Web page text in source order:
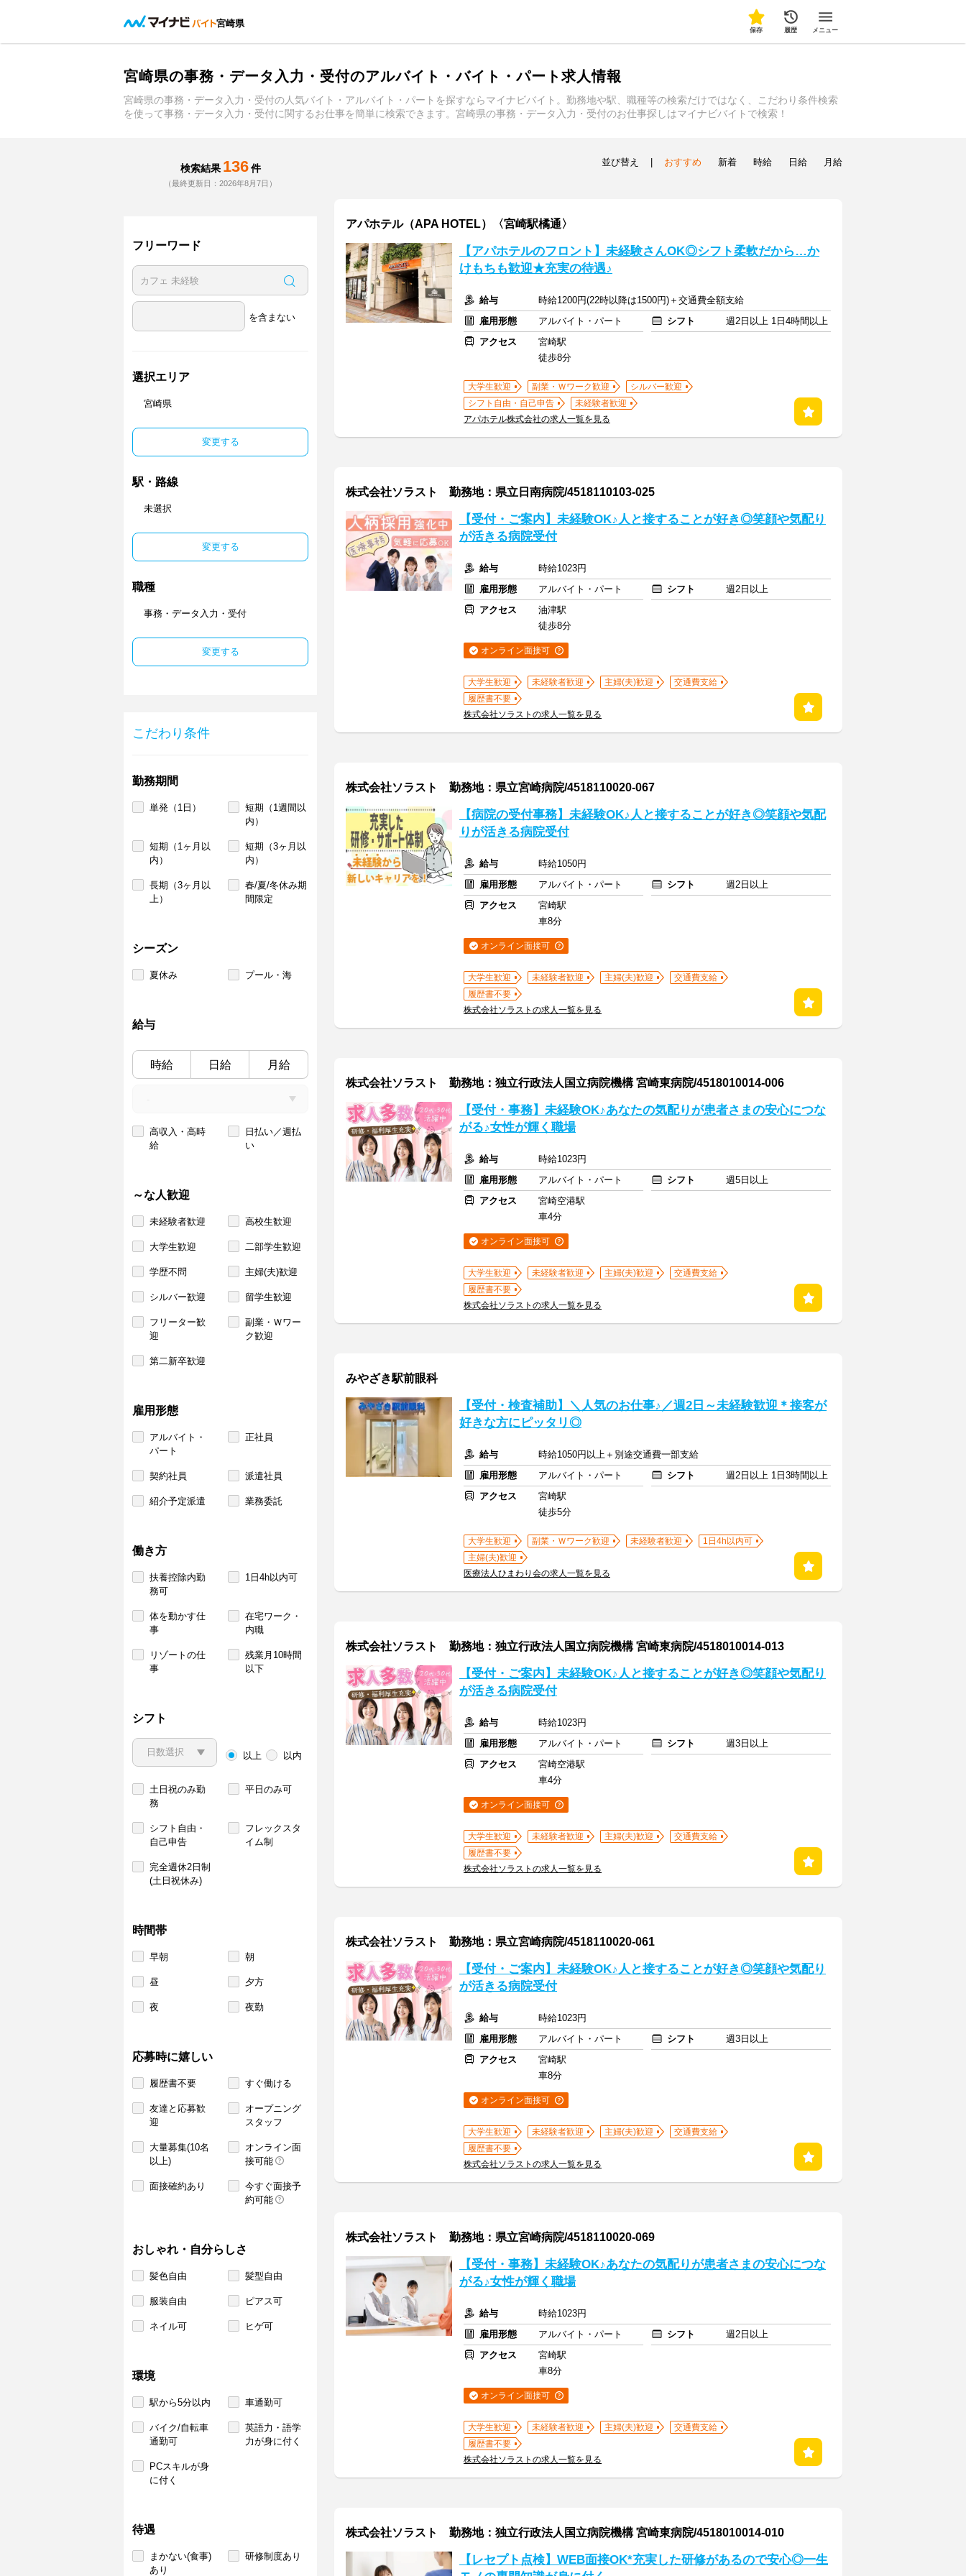
宮崎県
保存 履歴 メニュー
宮崎県の事務・データ入力・受付のアルバイト・バイト・パート求人情報
宮崎県の事務・データ入力・受付の人気バイト・アルバイト・パートを探すならマイナビバイト。勤務地や駅、職種等の検索だけではなく、こだわり条件検索
を使って事務・データ入力・受付に関するお仕事を簡単に検索できます。宮崎県の事務・データ入力・受付のお仕事探しはマイナビバイトで検索！
検索結果 136 件
（最終更新日：2026年8月7日）
フリーワード
を含まない
選択エリア
宮崎県
変更する
駅・路線
未選択
変更する
職種
事務・データ入力・受付
変更する
こだわり条件
勤務期間
単発（1日）
短期（1週間以
内）
短期（1ヶ月以
内）
短期（3ヶ月以
内）
長期（3ヶ月以
上）
春/夏/冬休み期
間限定
シーズン
夏休み プール・海
給与
時給 日給 月給
高収入・高時
給
日払い／週払
い
～な人歓迎
未経験者歓迎 高校生歓迎
大学生歓迎 二部学生歓迎
学歴不問 主婦(夫)歓迎
シルバー歓迎 留学生歓迎
フリーター歓
迎
副業・Ｗワー
ク歓迎
第二新卒歓迎
雇用形態
アルバイト・
パート
正社員
契約社員 派遣社員
紹介予定派遣 業務委託
働き方
扶養控除内勤
務可
1日4h以内可
体を動かす仕
事
在宅ワーク・
内職
リゾートの仕
事
残業月10時間
以下
シフト
以上 以内
土日祝のみ勤
務
平日のみ可
シフト自由・
自己申告
フレックスタ
イム制
完全週休2日制
(土日祝休み)
時間帯
早朝 朝
昼 夕方
夜 夜勤
応募時に嬉しい
履歴書不要 すぐ働ける
友達と応募歓
迎
オープニング
スタッフ
大量募集(10名
以上)
オンライン面
接可能
面接確約あり
今すぐ面接予
約可能
おしゃれ・自分らしさ
髪色自由 髪型自由
服装自由 ピアス可
ネイル可 ヒゲ可
環境
駅から5分以内 車通勤可
バイク/自転車
通勤可
英語力・語学
力が身に付く
PCスキルが身
に付く
待遇
まかない(食事)
あり
研修制度あり
並び替え おすすめ 新着 時給 日給 月給
アパホテル（APA HOTEL）〈宮崎駅橘通〉
【アパホテルのフロント】未経験さんOK◎シフト柔軟だから…か
けもちも歓迎★充実の待遇♪
給与
時給1200円(22時以降は1500円)＋交通費全額支給
雇用形態
アルバイト・パート シフト
週2日以上 1日4時間以上
アクセス
宮崎駅
徒歩8分
大学生歓迎 副業・Ｗワーク歓迎
シルバー歓迎
シフト自由・自己申告
未経験者歓迎
アパホテル株式会社の求人一覧を見る
株式会社ソラスト 勤務地：県立日南病院/4518110103-025
【受付・ご案内】未経験OK♪人と接することが好き◎笑顔や気配り
が活きる病院受付
給与
時給1023円
雇用形態
アルバイト・パート シフト
週2日以上
アクセス
油津駅
徒歩8分
オンライン面接可
大学生歓迎 未経験者歓迎 主婦(夫)歓迎
交通費支給
履歴書不要
株式会社ソラストの求人一覧を見る
株式会社ソラスト 勤務地：県立宮崎病院/4518110020-067
【病院の受付事務】未経験OK♪人と接することが好き◎笑顔や気配
りが活きる病院受付
給与
時給1050円
雇用形態
アルバイト・パート シフト
週2日以上
アクセス
宮崎駅
車8分
オンライン面接可
大学生歓迎 未経験者歓迎 主婦(夫)歓迎
交通費支給
履歴書不要
株式会社ソラストの求人一覧を見る
株式会社ソラスト 勤務地：独立行政法人国立病院機構 宮崎東病院/4518010014-006
【受付・事務】未経験OK♪あなたの気配りが患者さまの安心につな
がる♪女性が輝く職場
給与
時給1023円
雇用形態
アルバイト・パート シフト
週5日以上
アクセス
宮崎空港駅
車4分
オンライン面接可
大学生歓迎 未経験者歓迎 主婦(夫)歓迎
交通費支給
履歴書不要
株式会社ソラストの求人一覧を見る
みやざき駅前眼科
【受付・検査補助】＼人気のお仕事♪／週2日～未経験歓迎＊接客が
好きな方にピッタリ◎
給与
時給1050円以上＋別途交通費一部支給
雇用形態
アルバイト・パート シフト
週2日以上 1日3時間以上
アクセス
宮崎駅
徒歩5分
大学生歓迎 副業・Ｗワーク歓迎 未経験者歓迎
1日4h以内可
主婦(夫)歓迎
医療法人ひまわり会の求人一覧を見る
株式会社ソラスト 勤務地：独立行政法人国立病院機構 宮崎東病院/4518010014-013
【受付・ご案内】未経験OK♪人と接することが好き◎笑顔や気配り
が活きる病院受付
給与
時給1023円
雇用形態
アルバイト・パート シフト
週3日以上
アクセス
宮崎空港駅
車4分
オンライン面接可
大学生歓迎 未経験者歓迎 主婦(夫)歓迎
交通費支給
履歴書不要
株式会社ソラストの求人一覧を見る
株式会社ソラスト 勤務地：県立宮崎病院/4518110020-061
【受付・ご案内】未経験OK♪人と接することが好き◎笑顔や気配り
が活きる病院受付
給与
時給1023円
雇用形態
アルバイト・パート シフト
週3日以上
アクセス
宮崎駅
車8分
オンライン面接可
大学生歓迎 未経験者歓迎 主婦(夫)歓迎
交通費支給
履歴書不要
株式会社ソラストの求人一覧を見る
株式会社ソラスト 勤務地：県立宮崎病院/4518110020-069
【受付・事務】未経験OK♪あなたの気配りが患者さまの安心につな
がる♪女性が輝く職場
給与
時給1023円
雇用形態
アルバイト・パート シフト
週2日以上
アクセス
宮崎駅
車8分
オンライン面接可
大学生歓迎 未経験者歓迎 主婦(夫)歓迎
交通費支給
履歴書不要
株式会社ソラストの求人一覧を見る
株式会社ソラスト 勤務地：独立行政法人国立病院機構 宮崎東病院/4518010014-010
【レセプト点検】WEB面接OK*充実した研修があるので安心◎一生